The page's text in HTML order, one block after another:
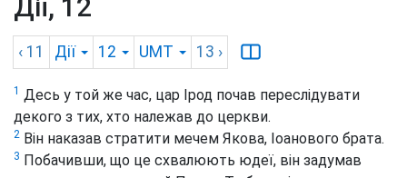
Дії, 12
‹ 11 Дії 12 UMT 13 ›
1 Десь у той же час, цар Ірод почав переслідувати
декого з тих, хто належав до церкви.
2 Він наказав стратити мечем Якова, Іоанового брата.
3 Побачивши, що це схвалюють юдеї, він задумав